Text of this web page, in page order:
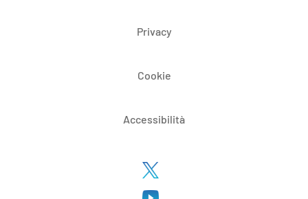
Privacy
Cookie
Accessibilità